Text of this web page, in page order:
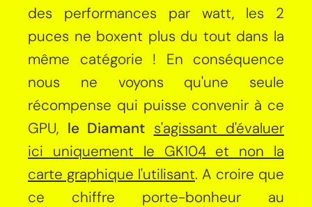
des performances par watt, les 2
puces ne boxent plus du tout dans la
même catégorie ! En conséquence
nous ne voyons qu'une seule
récompense qui puisse convenir à ce
GPU, le Diamant s'agissant d'évaluer
ici uniquement le GK104 et non la
carte graphique l'utilisant. A croire que
ce chiffre porte-bonheur au